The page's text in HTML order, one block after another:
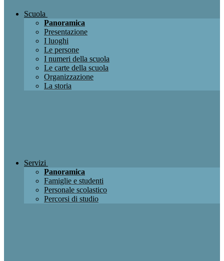
Scuola
Panoramica
Presentazione
I luoghi
Le persone
I numeri della scuola
Le carte della scuola
Organizzazione
La storia
Servizi
Panoramica
Famiglie e studenti
Personale scolastico
Percorsi di studio